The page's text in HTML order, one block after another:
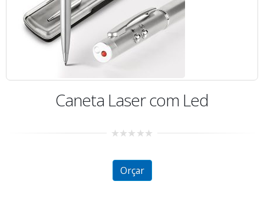
Caneta Laser com Led
of
Orçar